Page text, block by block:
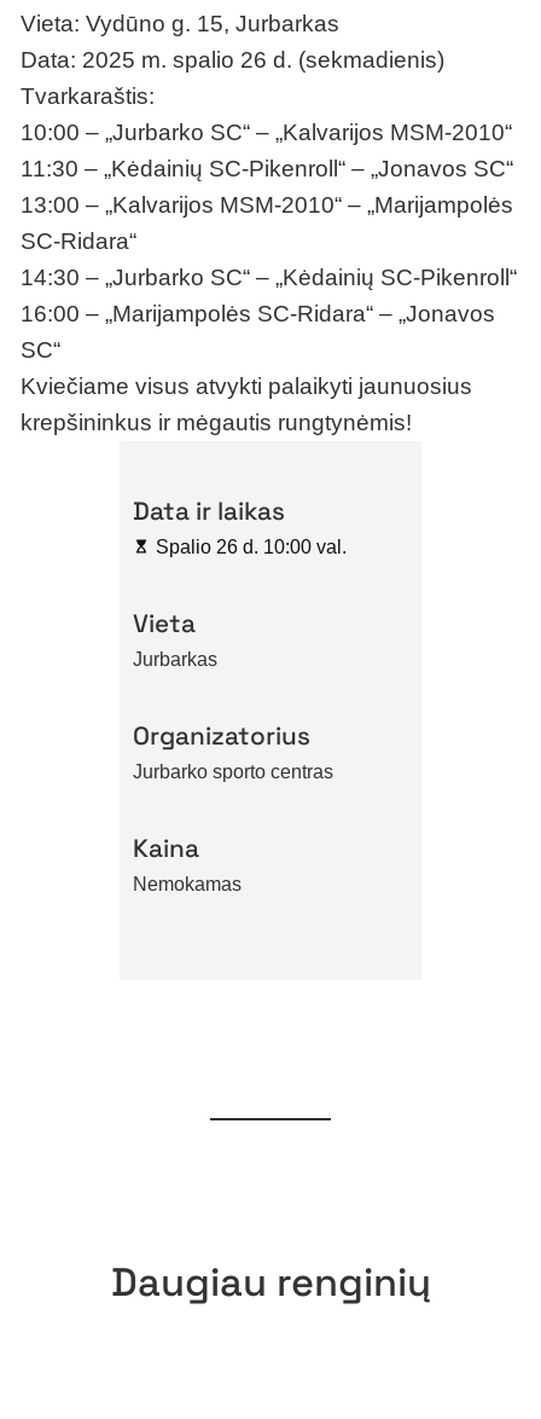
Vieta: Vydūno g. 15, Jurbarkas
Data: 2025 m. spalio 26 d. (sekmadienis)
Tvarkaraštis:
10:00 – „Jurbarko SC“ – „Kalvarijos MSM-2010“
11:30 – „Kėdainių SC-Pikenroll“ – „Jonavos SC“
13:00 – „Kalvarijos MSM-2010“ – „Marijampolės
SC-Ridara“
14:30 – „Jurbarko SC“ – „Kėdainių SC-Pikenroll“
16:00 – „Marijampolės SC-Ridara“ – „Jonavos
SC“
Kviečiame visus atvykti palaikyti jaunuosius
krepšininkus ir mėgautis rungtynėmis!
Data ir laikas
Spalio 26 d. 10:00 val.
Vieta
Jurbarkas
Organizatorius
Jurbarko sporto centras
Kaina
Nemokamas
Daugiau renginių